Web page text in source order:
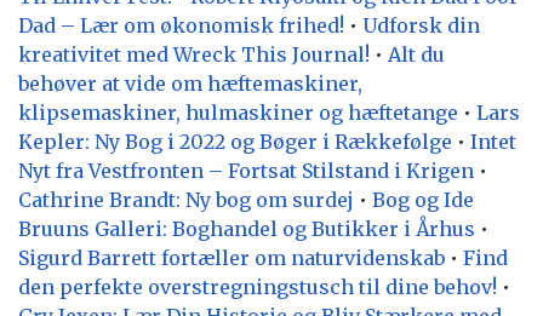
Dad – Lær om økonomisk frihed! • Udforsk din
kreativitet med Wreck This Journal! • Alt du
behøver at vide om hæftemaskiner,
klipsemaskiner, hulmaskiner og hæftetange • Lars
Kepler: Ny Bog i 2022 og Bøger i Rækkefølge • Intet
Nyt fra Vestfronten – Fortsat Stilstand i Krigen •
Cathrine Brandt: Ny bog om surdej • Bog og Ide
Bruuns Galleri: Boghandel og Butikker i Århus •
Sigurd Barrett fortæller om naturvidenskab • Find
den perfekte overstregningstusch til dine behov! •